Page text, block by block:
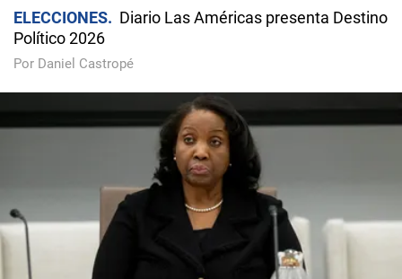
ELECCIONES
Diario Las Américas presenta Destino
Político 2026
Por Daniel Castropé